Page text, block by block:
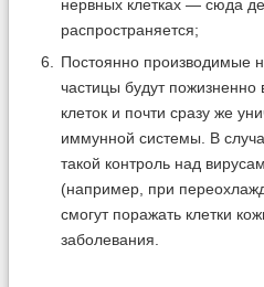
нервных клетках — сюда
распространяется;
Постоянно производимые
частицы будут пожизненно
клеток и почти сразу же
иммунной системы. В
такой контроль над
(например, при
смогут поражать клетки
заболевания.